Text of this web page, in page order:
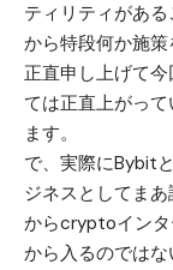
ティリティがあ
から特段何か施策
正直申し上げて
ては正直上がっ
ます。
で、実際にBybit
ジネスとしてま
からcryptoインタ
から入るのでは